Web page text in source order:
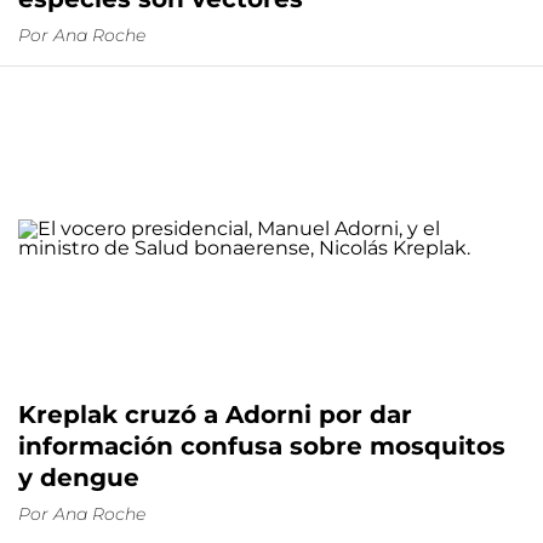
Por Ana Roche
Kreplak cruzó a Adorni por dar
información confusa sobre mosquitos
y dengue
Por Ana Roche